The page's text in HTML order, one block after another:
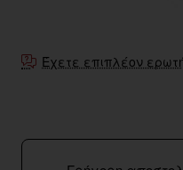
Έχετε επιπλέον